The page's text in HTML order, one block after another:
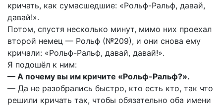
кричать, как сумасшедшие: «Рольф-Ральф, давай,
давай!».
Потом, спустя несколько минут, мимо них проехал
второй немец — Рольф (№209), и они снова ему
кричали: «Рольф-Ральф, давай, давай!».
Я подошёл к ним:
— А почему вы им кричите «Рольф-Ральф?».
— Да не разобрались быстро, кто есть кто, так что
решили кричать так, чтобы обязательно оба имени